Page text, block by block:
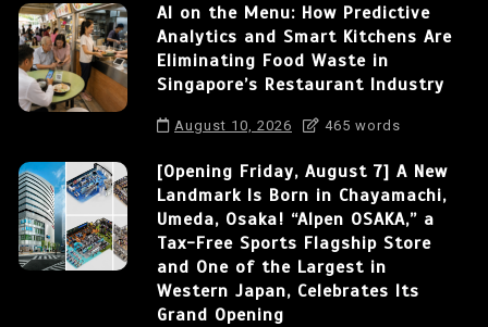
AI on the Menu: How Predictive
Analytics and Smart Kitchens Are
Eliminating Food Waste in
Singapore’s Restaurant Industry
August 10, 2026 465 words
[Opening Friday, August 7] A New
Landmark Is Born in Chayamachi,
Umeda, Osaka! “Alpen OSAKA,” a
Tax-Free Sports Flagship Store
and One of the Largest in
Western Japan, Celebrates Its
Grand Opening